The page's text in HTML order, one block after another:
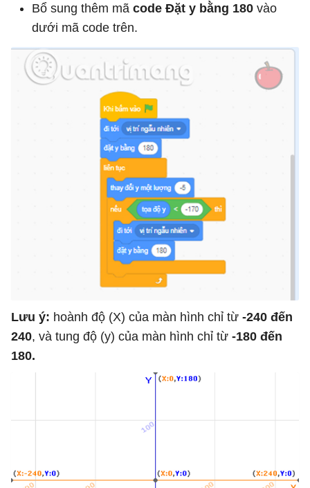
Bổ sung thêm mã code Đặt y bằng 180 vào
dưới mã code trên.
Lưu ý: hoành độ (X) của màn hình chỉ từ -240 đến
240, và tung độ (y) của màn hình chỉ từ -180 đến
180.